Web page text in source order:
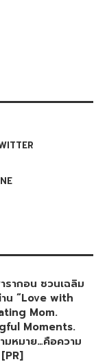
รากอน ชวนเฉลิม
น “Love with
Mom.
Moments.
มหมาย…คือความ